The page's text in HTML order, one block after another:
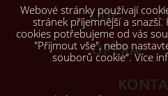
LIDÉ
OPERA
Webové stránky používají
stránek příjemnější a
cookies potřebujeme od vás
"Přijmout vše", nebo
souborů cookie“. Více